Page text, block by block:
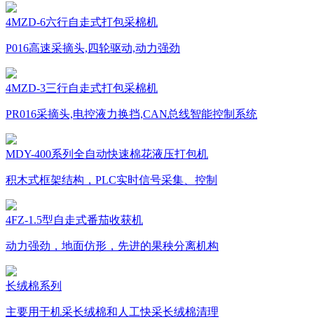
4MZD-6六行自走式打包采棉机
P016高速采摘头,四轮驱动,动力强劲
4MZD-3三行自走式打包采棉机
PR016采摘头,电控液力换挡,CAN总线智能控制系统
MDY-400系列全自动快速棉花液压打包机
积木式框架结构，PLC实时信号采集、控制
4FZ-1.5型自走式番茄收获机
动力强劲，地面仿形，先进的果秧分离机构
长绒棉系列
主要用于机采长绒棉和人工快采长绒棉清理